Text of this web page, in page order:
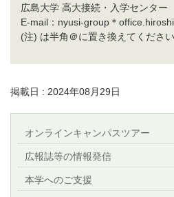
広島大学 高大接続・入学センター
E-mail：nyusi-group＊
(注) は半角＠に置き換えてください
掲載日 : 2024年08月29日
オンラインキャンパスツアー
広報誌等の情報発信
本学へのご支援